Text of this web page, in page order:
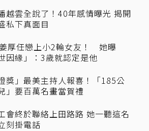
越雲全說了！40年感情曝光 揭開
私下真面目
厚任戀上小2輪女友！ 她曝
因緣」：3歲就認定是他
獎」最美主持人報喜！「185公
」要百萬名畫當賀禮
會終於聯絡上田路路 她一聽這名
刻掛電話